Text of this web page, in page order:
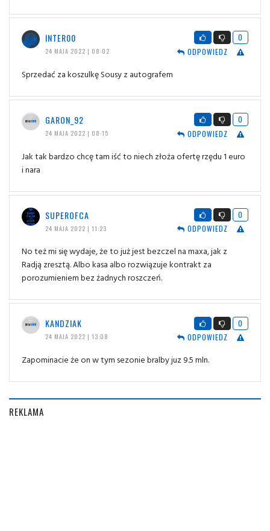
INTER00
24 MAJA 2022 | 08:02
0
ODPOWIEDZ
Sprzedać za koszulkę Sousy z autografem
GARON_92
24 MAJA 2022 | 08:15
0
ODPOWIEDZ
Jak tak bardzo chcę tam iść to niech złoża ofertę rzędu 1 euro
i nara
SUPEROFCA
24 MAJA 2022 | 11:23
0
ODPOWIEDZ
No też mi się wydaje, że to już jest bezczel na maxa, jak z
Radją zresztą. Albo kasa albo rozwiązuje kontrakt za
porozumieniem bez żadnych roszczeń.
KANDZIAK
24 MAJA 2022 | 13:08
0
ODPOWIEDZ
Zapominacie że on w tym sezonie bralby juz 9.5 mln.
REKLAMA